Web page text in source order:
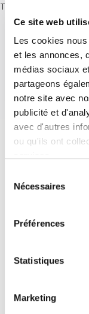
Ce site web
Les cookies
et les annonces,
médias sociaux
partageons
notre site avec
publicité et
avec d'autres
ou qu'ils ont
Nécessaires
Préférences
Statistiques
Marketing
There are no posts.